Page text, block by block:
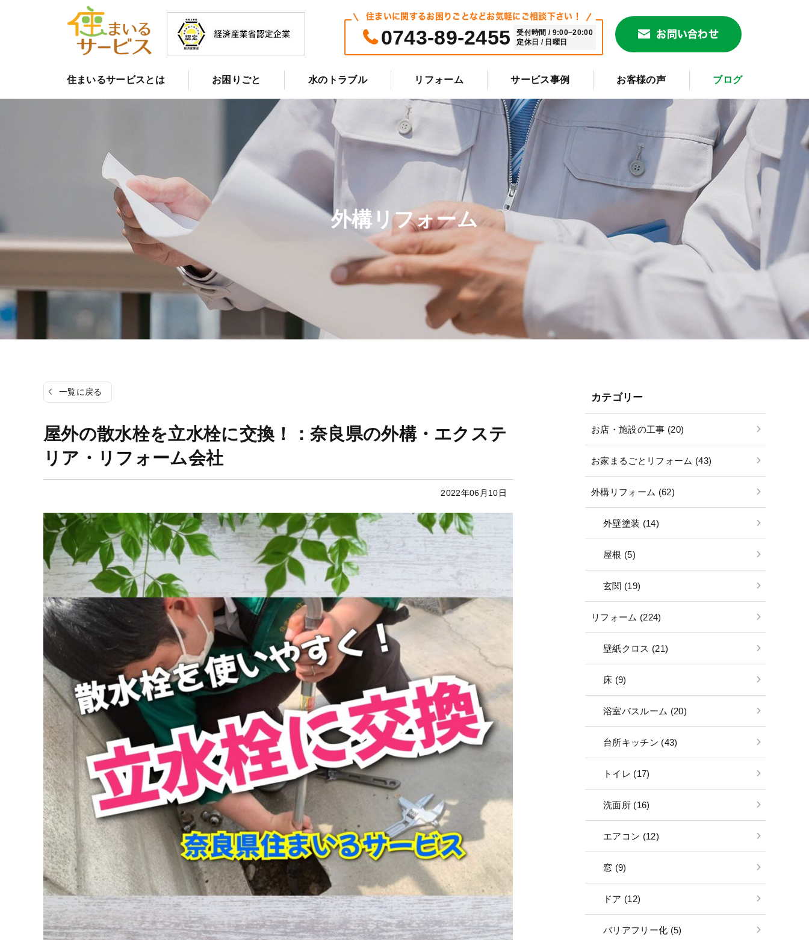
住まいに関するお困りごとなどお気軽にご相談下さい！
0743-89-2455
受付時間 / 9:00~20:00
定休日 / 日曜日
お問い合わせ
住まいるサービスとは お困りごと 水のトラブル リフォーム サービス事例 お客様の声 ブログ
外構リフォーム
一覧に戻る
屋外の散水栓を立水栓に交換！：奈良県の外構・エクステ
リア・リフォーム会社
2022年06月10日
カテゴリー
お店・施設の工事 (20)
お家まるごとリフォーム (43)
外構リフォーム (62)
外壁塗装 (14)
屋根 (5)
玄関 (19)
リフォーム (224)
壁紙クロス (21)
床 (9)
浴室バスルーム (20)
台所キッチン (43)
トイレ (17)
洗面所 (16)
エアコン (12)
窓 (9)
ドア (12)
バリアフリー化 (5)